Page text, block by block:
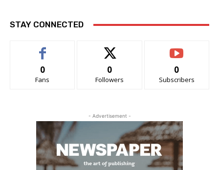
STAY CONNECTED
0
Fans
0
Followers
0
Subscribers
- Advertisement -